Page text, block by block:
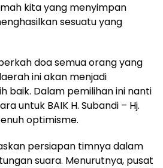
kita yang menyimpan
sesuatu yang
doa semua orang yang
ini akan menjadi
baik. Dalam pemilihan ini nanti
untuk BAIK H. Subandi – Hj.
optimisme.
persiapan timnya dalam
suara. Menurutnya, pusat